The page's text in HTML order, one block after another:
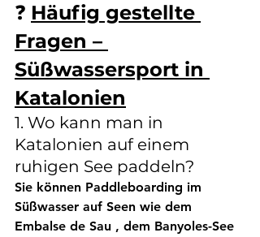
❓ Häufig gestellte
Fragen –
Süßwassersport in
Katalonien
1. Wo kann man in
Katalonien auf einem
ruhigen See paddeln?
Sie können Paddleboarding im
Süßwasser auf Seen wie dem
Embalse de Sau , dem Banyoles-See